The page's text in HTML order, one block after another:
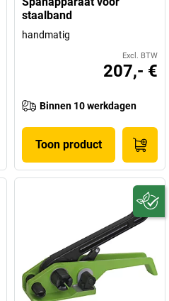
staalband
handmatig
Excl. BTW
207,- €
Binnen 10 werkdagen
Toon product